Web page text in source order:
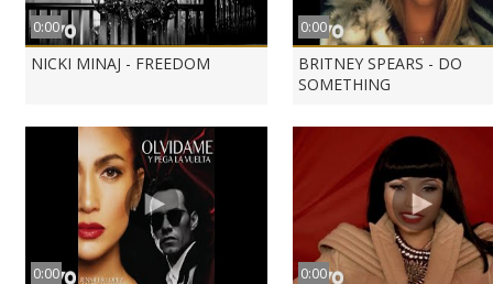
0:00
NICKI MINAJ - FREEDOM
0:00
BRITNEY SPEARS - DO
SOMETHING
0:00 0:00